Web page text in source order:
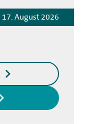
17. August 2026